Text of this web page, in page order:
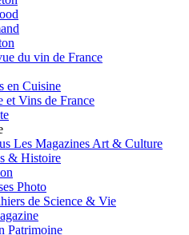
du vin de France
en Cuisine
et Vins de France
Les Magazines Art & Culture
& Histoire
Photo
de Science & Vie
Patrimoine